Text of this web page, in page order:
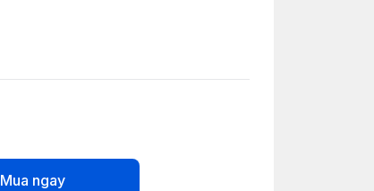
Mua ngay